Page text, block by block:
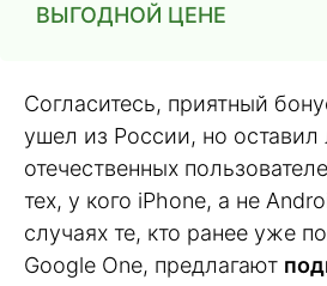
ВЫГОДНОЙ ЦЕНЕ
Согласитесь, приятный
ушел из России, но оставил
отечественных
тех, у кого iPhone, а не
случаях те, кто ранее уже
Google One, предлагают